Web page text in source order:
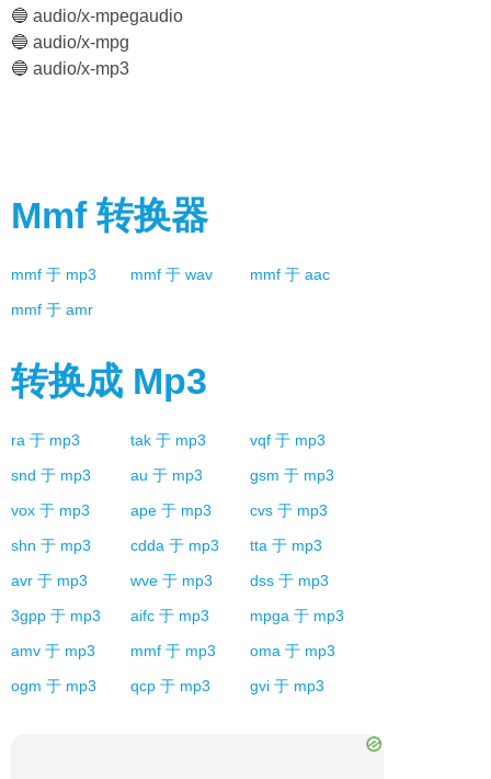
🔵 audio/x-mpegaudio
🔵 audio/x-mpg
🔵 audio/x-mp3
Mmf 转换器
mmf 于 mp3 mmf 于 wav mmf 于 aac
mmf 于 amr
转换成 Mp3
ra 于 mp3 tak 于 mp3 vqf 于 mp3
snd 于 mp3 au 于 mp3 gsm 于 mp3
vox 于 mp3 ape 于 mp3 cvs 于 mp3
shn 于 mp3 cdda 于 mp3 tta 于 mp3
avr 于 mp3 wve 于 mp3 dss 于 mp3
3gpp 于 mp3 aifc 于 mp3 mpga 于 mp3
amv 于 mp3 mmf 于 mp3 oma 于 mp3
ogm 于 mp3 qcp 于 mp3 gvi 于 mp3